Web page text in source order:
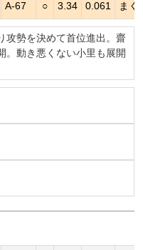
A-67 ○ 3.34 0.061 まく
勢を決めて首位進出。齋
。動き悪くない小里も展開